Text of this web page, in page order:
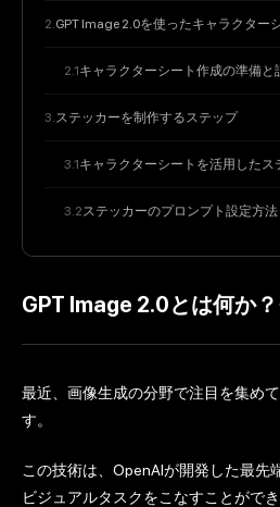
GPT Image 2.0を使ったキャラクター
キャラクターシート作成の準備と
ステッカーを制作するステップ
キャラクターシートを活用したス
ステッカーのプロンプト設定方法
GPT Image 2.0とは何か
最近、画像生成の分野で注目を集め
す。
この技術は、OpenAIが開発した最先
ビジュアルタスクをこなすことがで